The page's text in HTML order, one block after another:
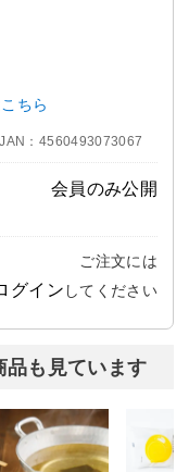
ちら
：4560493073067
会員のみ公開
ご注文には
グイン してください
品も見ています